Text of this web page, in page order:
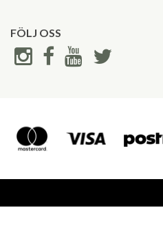
FÖLJ OSS